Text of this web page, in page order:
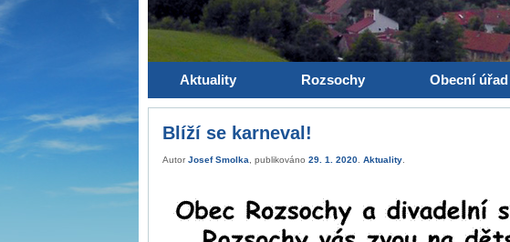
Aktuality Rozsochy Obecní úřad
Blíží se karneval!
Autor Josef Smolka , publikováno 29. 1. 2020 Aktuality